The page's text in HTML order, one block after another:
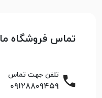
تماس فروشگاه ما
تلفن جهت تماس
۰۹۱۲۸۸۰۹۴۵۹